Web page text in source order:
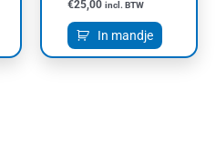
€25,00 incl. BTW
In mandje